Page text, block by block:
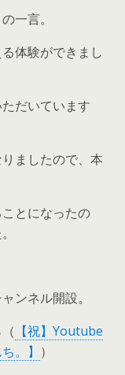
一言。
体験ができまし
だいています
ましたので、本
とになったの
ンネル開設。
【祝】Youtube
。】 ）